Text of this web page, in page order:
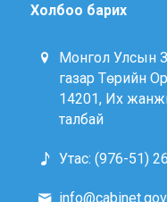
Холбоо барих
Монгол Улсын
газар Төрийн
14201, Их
талбай
Утас: (976-51)